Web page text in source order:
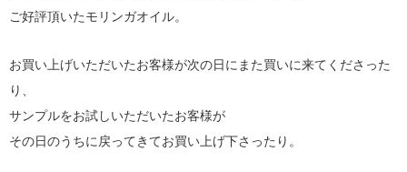
ご好評頂いたモリンガオイル。
お買い上げいただいたお客様が次の日にまた買いに来てくださった
り、
サンプルをお試しいただいたお客様が
その日のうちに戻ってきてお買い上げ下さったり。